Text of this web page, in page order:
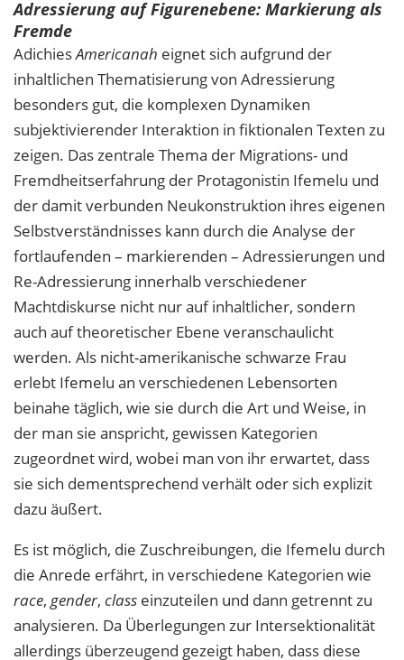
Adressierung auf Figurenebene: Markierung als
Fremde
AdichiesAmericanah eignet sich aufgrund der
inhaltlichen Thematisierung von Adressierung
besonders gut, die komplexen Dynamiken
subjektivierender Interaktion in fiktionalen Texten zu
zeigen. Das zentrale Thema der Migrations- und
Fremdheitserfahrung der Protagonistin Ifemelu und
der damit verbunden Neukonstruktion ihres eigenen
Selbstverständnisses kann durch die Analyse der
fortlaufenden – markierenden – Adressierungen und
Re-Adressierung innerhalb verschiedener
Machtdiskurse nicht nur auf inhaltlicher, sondern
auch auf theoretischer Ebene veranschaulicht
werden. Als nicht-amerikanische schwarze Frau
erlebt Ifemelu an verschiedenen Lebensorten
beinahe täglich, wie sie durch die Art und Weise, in
der man sie anspricht, gewissen Kategorien
zugeordnet wird, wobei man von ihr erwartet, dass
sie sich dementsprechend verhält oder sich explizit
dazu äußert.
Es ist möglich, die Zuschreibungen, die Ifemelu durch
die Anrede erfährt, in verschiedene Kategorien wie
race, gender, class einzuteilen und dann getrennt zu
analysieren. Da Überlegungen zur Intersektionalität
allerdings überzeugend gezeigt haben, dass diese